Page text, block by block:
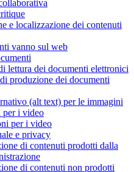
e localizzazione dei contenuti
vanno sul web
lettura dei documenti elettronici
produzione dei documenti
(alt text) per le immagini
per i video
per i video
e privacy
di contenuti prodotti dalla
di contenuti non prodotti